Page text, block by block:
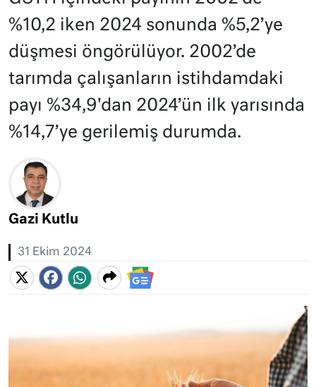
%10,2 iken 2024 sonunda %5,2’ye
düşmesi öngörülüyor. 2002’de
tarımda çalışanların istihdamdaki
payı %34,9'dan 2024’ün ilk yarısında
%14,7’ye gerilemiş durumda.
Gazi Kutlu
31 Ekim 2024